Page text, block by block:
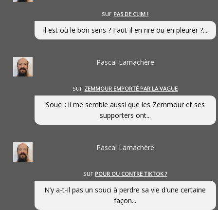
sur PAS DE CLIM !
Il est où le bon sens ? Faut-il en rire ou en pleurer ?...
Pascal Lamachère
sur ZEMMOUR EMPORTÉ PAR LA VAGUE
Souci : il me semble aussi que les Zemmour et ses
supporters ont...
Pascal Lamachère
sur POUR OU CONTRE TIKTOK ?
N’y a-t-il pas un souci à perdre sa vie d'une certaine
façon...